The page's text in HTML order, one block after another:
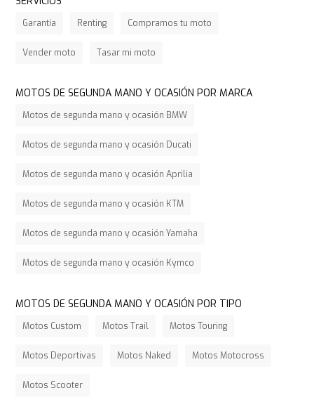
Garantía Renting Compramos tu moto
Vender moto Tasar mi moto
MOTOS DE SEGUNDA MANO Y OCASIÓN POR MARCA
Motos de segunda mano y ocasión BMW
Motos de segunda mano y ocasión Ducati
Motos de segunda mano y ocasión Aprilia
Motos de segunda mano y ocasión KTM
Motos de segunda mano y ocasión Yamaha
Motos de segunda mano y ocasión Kymco
MOTOS DE SEGUNDA MANO Y OCASIÓN POR TIPO
Motos Custom Motos Trail Motos Touring
Motos Deportivas Motos Naked Motos Motocross
Motos Scooter